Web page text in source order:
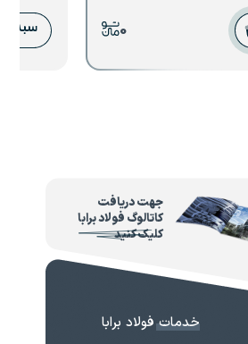
0 سبد
جهت دریافت
کاتالوگ فولاد برابا
کلیک کنید
خدمات فولاد برابا